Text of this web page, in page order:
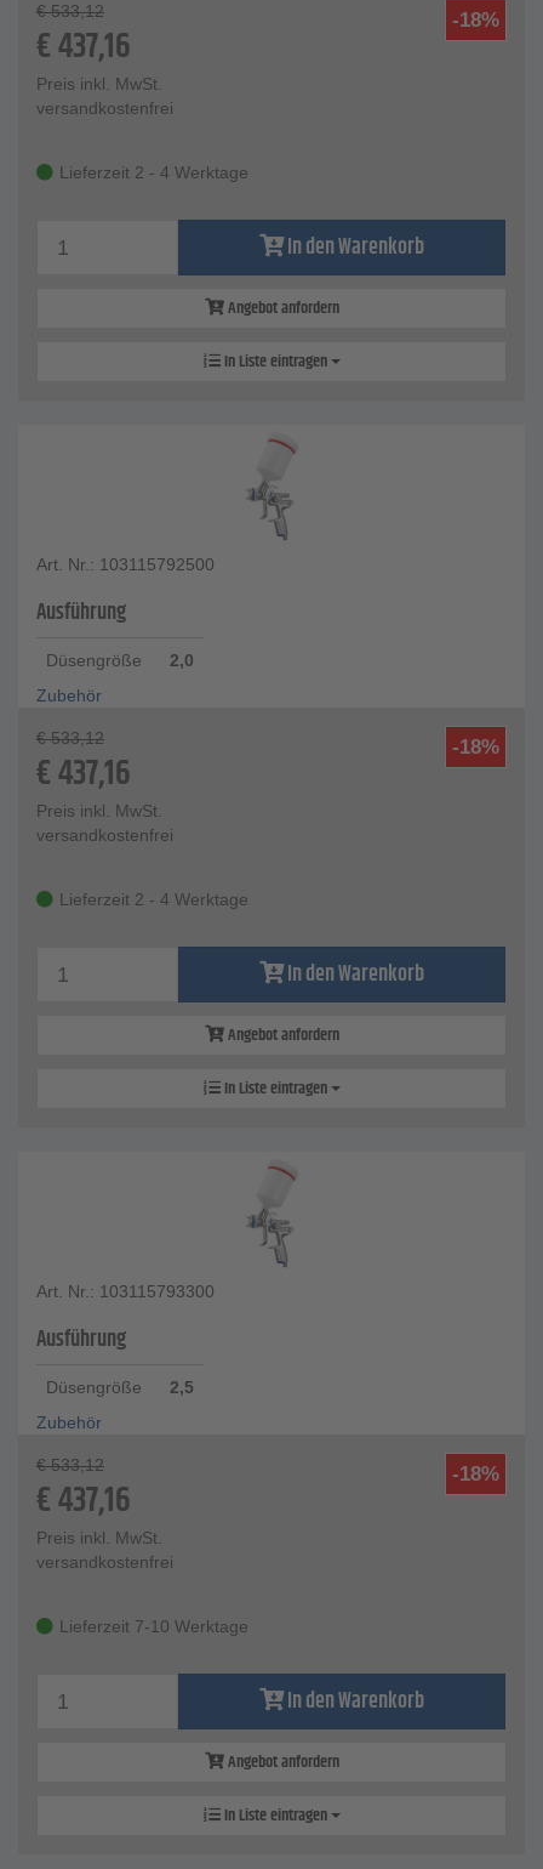
-18%
€ 533,12
€437,16
Preis inkl. MwSt.
versandkostenfrei
Lieferzeit 2 - 4 Werktage
In den Warenkorb
Angebot anfordern
In Liste eintragen
Art. Nr.: 103115792500
Ausführung
Düsengröße
2,0
Zubehör
-18%
€ 533,12
€437,16
Preis inkl. MwSt.
versandkostenfrei
Lieferzeit 2 - 4 Werktage
In den Warenkorb
Angebot anfordern
In Liste eintragen
Art. Nr.: 103115793300
Ausführung
Düsengröße
2,5
Zubehör
-18%
€ 533,12
€437,16
Preis inkl. MwSt.
versandkostenfrei
Lieferzeit 7-10 Werktage
In den Warenkorb
Angebot anfordern
In Liste eintragen